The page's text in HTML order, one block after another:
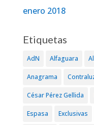
enero 2018
Etiquetas
AdN Alfaguara
Anagrama
César Pérez Gellida
Espasa Exclusivas